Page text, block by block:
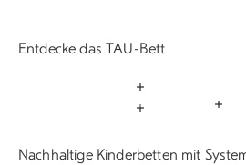
Entdecke das TAU-Bett
Nachhaltige Kinderbetten mit